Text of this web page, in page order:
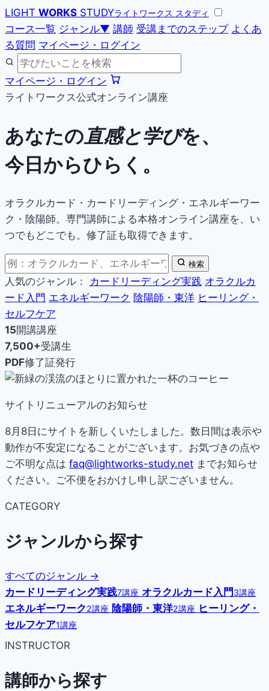
LIGHT WORKS STUDYライトワークス スタディ
コース一覧 ジャンル▼ 講師 受講までのステップ よくあ
る質問 マイページ・ログイン
マイページ・ログイン
ライトワークス公式オンライン講座
あなたの直感と学びを、
今日からひらく。
オラクルカード・カードリーディング・エネルギーワー
ク・陰陽師。専門講師による本格オンライン講座を、い
つでもどこでも。修了証も取得できます。
検索
人気のジャンル： カードリーディング実践 オラクルカ
ード入門 エネルギーワーク 陰陽師・東洋 ヒーリング・
セルフケア
15開講講座
7,500+受講生
PDF修了証発行
サイトリニューアルのお知らせ
8月8日にサイトを新しくいたしました。数日間は表示や
動作が不安定になることがございます。お気づきの点や
ご不明な点は faq@lightworks-study.net までお知らせ
ください。ご不便をおかけし申し訳ございません。
CATEGORY
ジャンルから探す
すべてのジャンル →
カードリーディング実践7講座 オラクルカード入門3講座
エネルギーワーク2講座 陰陽師・東洋2講座 ヒーリング・
セルフケア1講座
INSTRUCTOR
講師から探す